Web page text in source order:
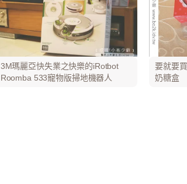
3M瑪麗亞快失業之快樂的iRotbot
Roomba 533寵物版掃地機器人
要就要
奶糖盒